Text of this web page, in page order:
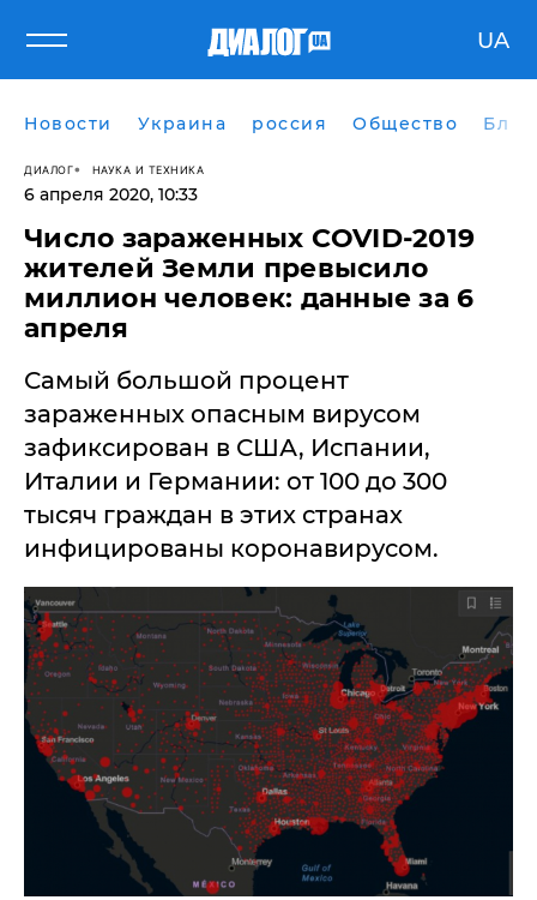
UA
Новости Украина россия Общество
ДИАЛОГ НАУКА И ТЕХНИКА
6 апреля 2020, 10:33
Число зараженных COVID-2019
жителей Земли превысило
миллион человек: данные за 6
апреля
Самый большой процент
зараженных опасным вирусом
зафиксирован в США, Испании,
Италии и Германии: от 100 до 300
тысяч граждан в этих странах
инфицированы коронавирусом.